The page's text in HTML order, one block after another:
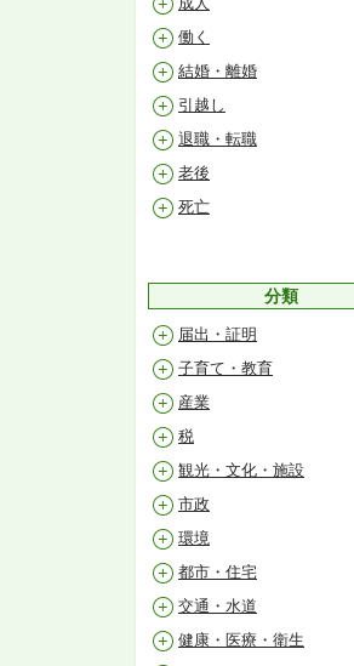
働く
結婚・離婚
引越し
退職・転職
老後
死亡
分類
届出・証明
子育て・教育
産業
税
観光・文化・施設
市政
環境
都市・住宅
交通・水道
健康・医療・衛生